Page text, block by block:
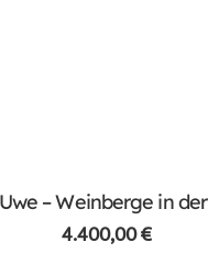
– Weinberge in
4.400,00€